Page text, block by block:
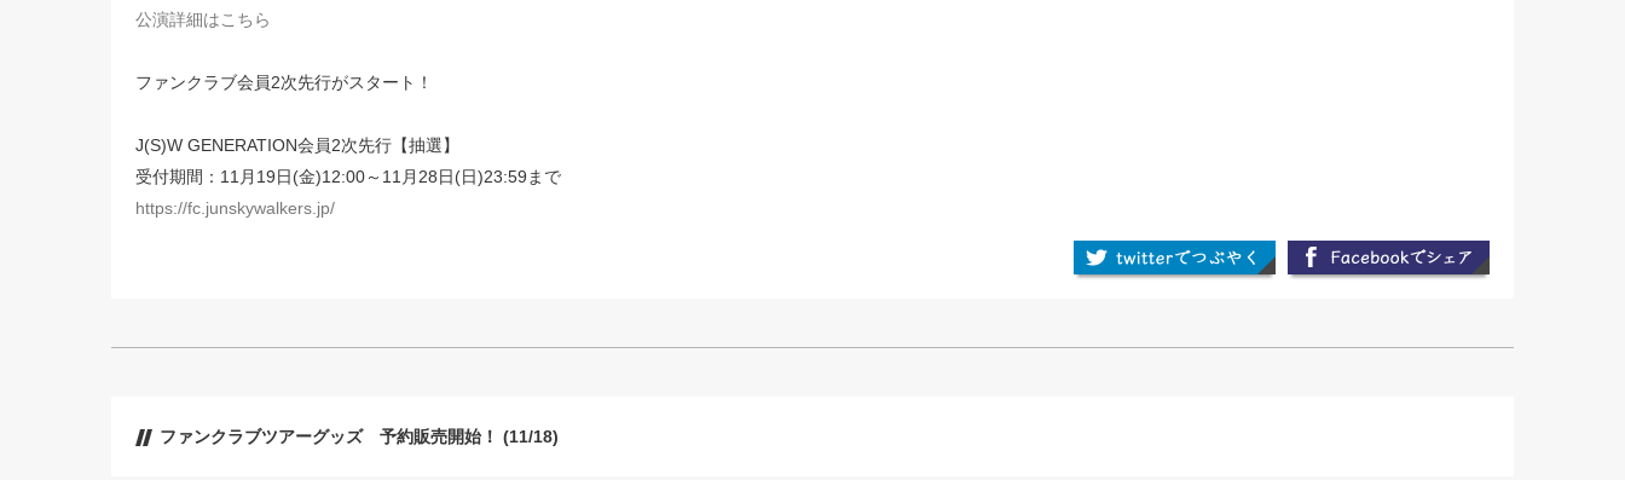
公演詳細はこちら
ファンクラブ会員2次先行がスタート！
J(S)W GENERATION会員2次先行【抽選】
受付期間：11月19日(金)12:00～11月28日(日)23:59まで
https://fc.junskywalkers.jp/
ファンクラブツアーグッズ 予約販売開始！ (11/18)